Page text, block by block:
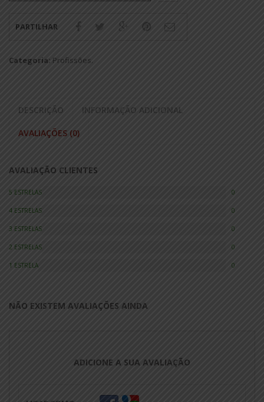
PARTILHAR
Categoria: Profissões.
DESCRIÇÃO INFORMAÇÃO ADICIONAL
AVALIAÇÕES (0)
AVALIAÇÃO CLIENTES
5 ESTRELAS 0
4 ESTRELAS 0
3 ESTRELAS 0
2 ESTRELAS 0
1 ESTRELA 0
NÃO EXISTEM AVALIAÇÕES AINDA
ADICIONE A SUA AVALIAÇÃO